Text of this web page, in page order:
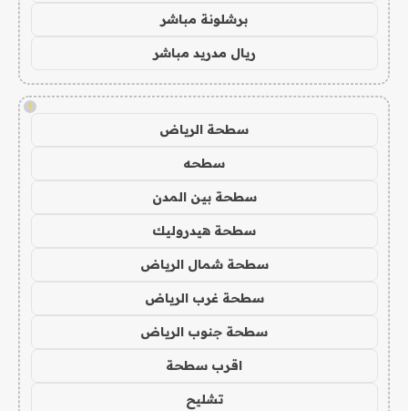
برشلونة مباشر
ريال مدريد مباشر
!
سطحة الرياض
سطحه
سطحة بين المدن
سطحة هيدروليك
سطحة شمال الرياض
سطحة غرب الرياض
سطحة جنوب الرياض
اقرب سطحة
تشليح